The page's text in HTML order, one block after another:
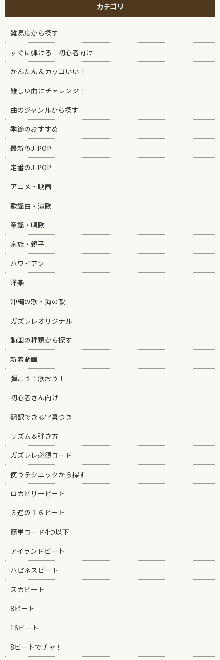
カテゴリ
難易度から探す
すぐに弾ける！初心者向け
かんたん＆カッコいい！
難しい曲にチャレンジ！
曲のジャンルから探す
季節のおすすめ
最新のJ-POP
定番のJ-POP
アニメ・映画
歌謡曲・演歌
童謡・唱歌
家族・親子
ハワイアン
洋楽
沖縄の歌・海の歌
ガズレレオリジナル
動画の種類から探す
新着動画
弾こう！歌おう！
初心者さん向け
翻訳できる字幕つき
リズム＆弾き方
ガズレレ必須コード
使うテクニックから探す
ロカビリービート
３連の１６ビート
簡単コード4つ以下
アイランドビート
ハピネスビート
スカビート
8ビート
16ビート
8ビートでチャ！